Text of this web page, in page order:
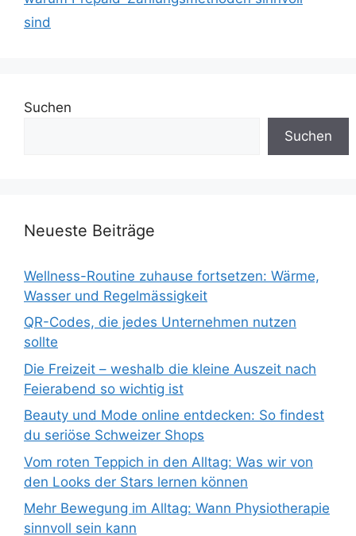
sind
Suchen
Suchen
Neueste Beiträge
Wellness-Routine zuhause fortsetzen: Wärme,
Wasser und Regelmässigkeit
QR-Codes, die jedes Unternehmen nutzen
sollte
Die Freizeit – weshalb die kleine Auszeit nach
Feierabend so wichtig ist
Beauty und Mode online entdecken: So findest
du seriöse Schweizer Shops
Vom roten Teppich in den Alltag: Was wir von
den Looks der Stars lernen können
Mehr Bewegung im Alltag: Wann Physiotherapie
sinnvoll sein kann